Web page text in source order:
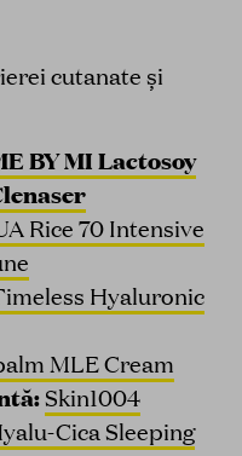
cutanate și
BY MI Lactosoy
Rice 70 Intensive
Hyaluronic
MLE Cream
Skin1004
Cica Sleeping